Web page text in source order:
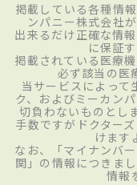
掲載している各種情
ンパニー株式会社
出来るだけ正確な情
に保証
掲載されている医療
必ず該当の医
当サービスによって
ク、およびミーカン
切負わないものとし
手数ですがドクター
けます
なお、「マイナンバ
関」の情報につきま
情報